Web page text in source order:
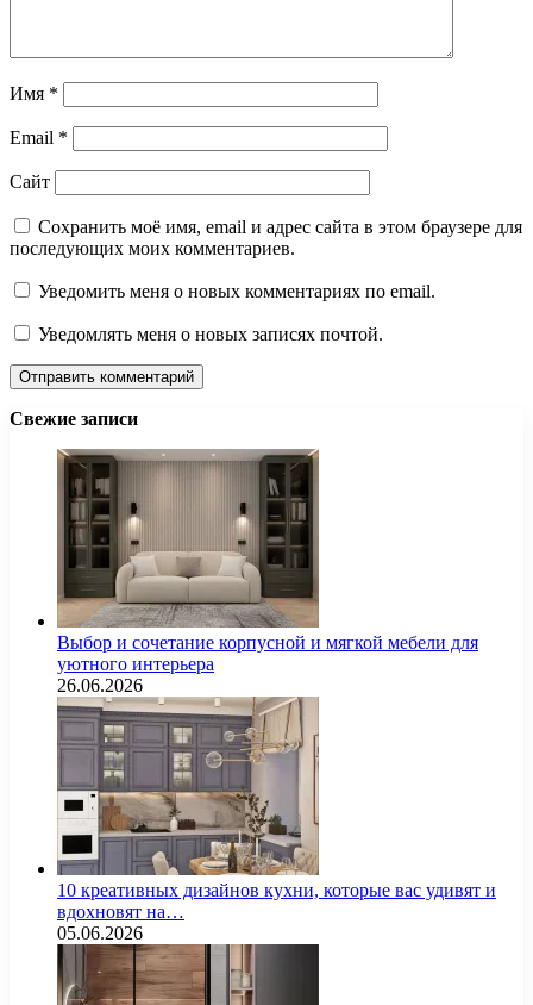
Имя *
Email *
Сайт
Сохранить моё имя, email и адрес сайта в этом браузере для
последующих моих комментариев.
Уведомить меня о новых комментариях по email.
Уведомлять меня о новых записях почтой.
Свежие записи
Выбор и сочетание корпусной и мягкой мебели для
уютного интерьера
26.06.2026
10 креативных дизайнов кухни, которые вас удивят и
вдохновят на…
05.06.2026